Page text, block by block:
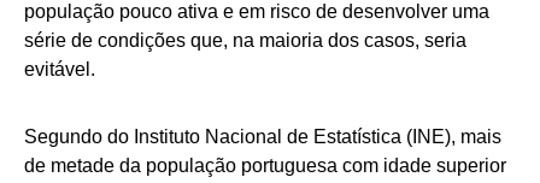
população pouco ativa e em risco de desenvolver uma
série de condições que, na maioria dos casos, seria
evitável.
Segundo do Instituto Nacional de Estatística (INE), mais
de metade da população portuguesa com idade superior